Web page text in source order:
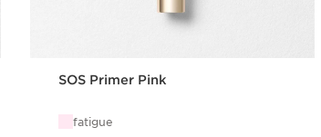
SOS Primer Pink
fatigue